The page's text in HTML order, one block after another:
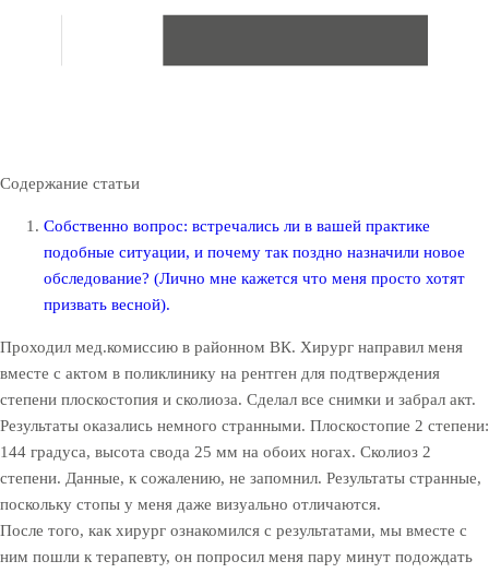
Содержание статьи
Собственно вопрос: встречались ли в вашей практике
подобные ситуации, и почему так поздно назначили новое
обследование? (Лично мне кажется что меня просто хотят
призвать весной).
Проходил мед.комиссию в районном ВК. Хирург направил меня
вместе с актом в поликлинику на рентген для подтверждения
степени плоскостопия и сколиоза. Сделал все снимки и забрал акт.
Результаты оказались немного странными. Плоскостопие 2 степени:
144 градуса, высота свода 25 мм на обоих ногах. Сколиоз 2
степени. Данные, к сожалению, не запомнил. Результаты странные,
поскольку стопы у меня даже визуально отличаются.
После того, как хирург ознакомился с результатами, мы вместе с
ним пошли к терапевту, он попросил меня пару минут подождать